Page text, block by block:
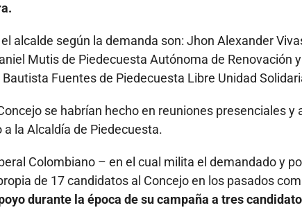
alcalde según la demanda son: Jhon Alexander
Mutis de Piedecuesta Autónoma de Renovación
Fuentes de Piedecuesta Libre Unidad
se habrían hecho en reuniones presenciales y
la Alcaldía de Piedecuesta.
Colombiano – en el cual milita el demandado y
de 17 candidatos al Concejo en los pasados
durante la época de su campaña a tres